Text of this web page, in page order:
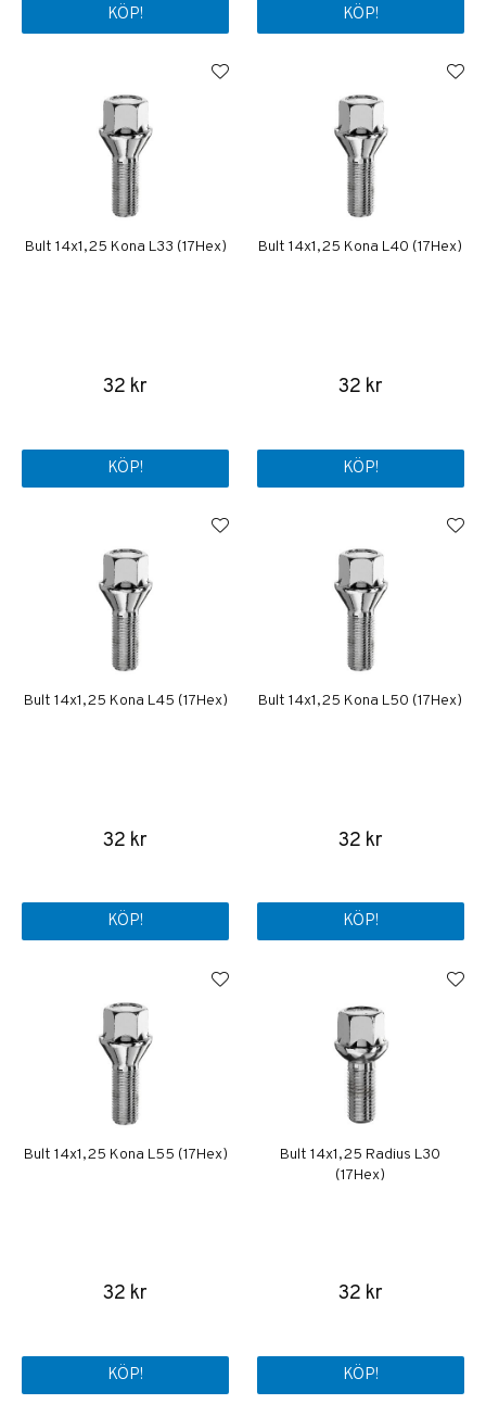
KÖP! KÖP!
Bult 14x1,25 Kona L33 (17Hex)
32 kr
KÖP!
Bult 14x1,25 Kona L40 (17Hex)
32 kr
KÖP!
Bult 14x1,25 Kona L45 (17Hex)
32 kr
KÖP!
Bult 14x1,25 Kona L50 (17Hex)
32 kr
KÖP!
Bult 14x1,25 Kona L55 (17Hex)
32 kr
KÖP!
Bult 14x1,25 Radius L30
(17Hex)
32 kr
KÖP!